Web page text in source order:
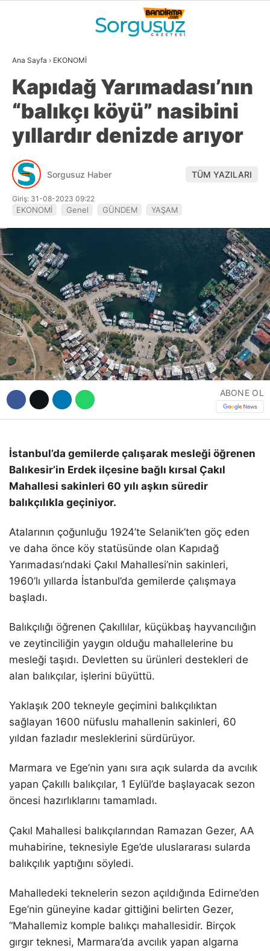
WhatsApp İhbar
Facebook
23°
BALIKESIR
GALERİ VİDEO YAZARLAR
GÜNDEM
SİYASET
EKONOMİ
SPOR
EĞİTİM
DİĞER
Ana Sayfa › EKONOMİ
Kapıdağ Yarımadası’nın
“balıkçı köyü” nasibini
yıllardır denizde arıyor
Sorgusuz Haber TÜM YAZILARI
Giriş: 31-08-2023 09:22
EKONOMİ Genel GÜNDEM YAŞAM
ABONE OL
İstanbul’da gemilerde çalışarak mesleği öğrenen
Balıkesir’in Erdek ilçesine bağlı kırsal Çakıl
Mahallesi sakinleri 60 yılı aşkın süredir
balıkçılıkla geçiniyor.
Atalarının çoğunluğu 1924’te Selanik’ten göç eden
ve daha önce köy statüsünde olan Kapıdağ
Yarımadası’ndaki Çakıl Mahallesi’nin sakinleri,
1960’lı yıllarda İstanbul’da gemilerde çalışmaya
başladı.
Balıkçılığı öğrenen Çakıllılar, küçükbaş hayvancılığın
ve zeytinciliğin yaygın olduğu mahallelerine bu
mesleği taşıdı. Devletten su ürünleri destekleri de
alan balıkçılar, işlerini büyüttü.
Yaklaşık 200 tekneyle geçimini balıkçılıktan
sağlayan 1600 nüfuslu mahallenin sakinleri, 60
yıldan fazladır mesleklerini sürdürüyor.
Marmara ve Ege’nin yanı sıra açık sularda da avcılık
yapan Çakıllı balıkçılar, 1 Eylül’de başlayacak sezon
öncesi hazırlıklarını tamamladı.
Çakıl Mahallesi balıkçılarından Ramazan Gezer, AA
muhabirine, teknesiyle Ege’de uluslararası sularda
balıkçılık yaptığını söyledi.
Mahalledeki teknelerin sezon açıldığında Edirne’den
Ege’nin güneyine kadar gittiğini belirten Gezer,
“Mahallemiz komple balıkçı mahallesidir. Birçok
gırgır teknesi, Marmara’da avcılık yapan algarna